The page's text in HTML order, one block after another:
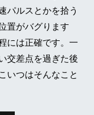
パルスとかを拾う
置がバグります
には正確です。一
交差点を過ぎた後
いつはそんなこと